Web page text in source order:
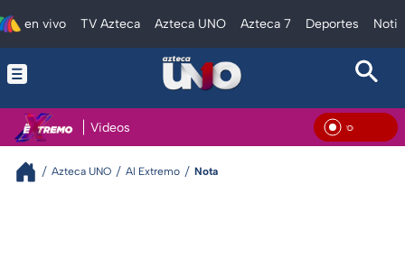
en vivo TV Azteca Azteca UNO Azteca 7 Deportes
Videos En
Azteca UNO Al Extremo Nota